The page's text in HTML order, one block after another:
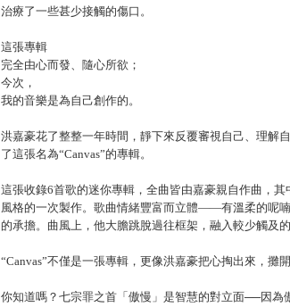
治療了一些甚少接觸的傷口。
這張專輯
完全由心而發、隨心所欲；
今次，
我的音樂是為自己創作的。
洪嘉豪花了整整一年時間，靜下來反覆審視自己、理解
了這張名為“Canvas”的專輯。
這張收錄6首歌的迷你專輯，全曲皆由嘉豪親自作曲，
風格的一次製作。歌曲情緒豐富而立體——有溫柔的呢
的承擔。曲風上，他大膽跳脫過往框架，融入較少觸及
“Canvas”不僅是一張專輯，更像洪嘉豪把心掏出來，攤
你知道嗎？七宗罪之首「傲慢」是智慧的對立面──因